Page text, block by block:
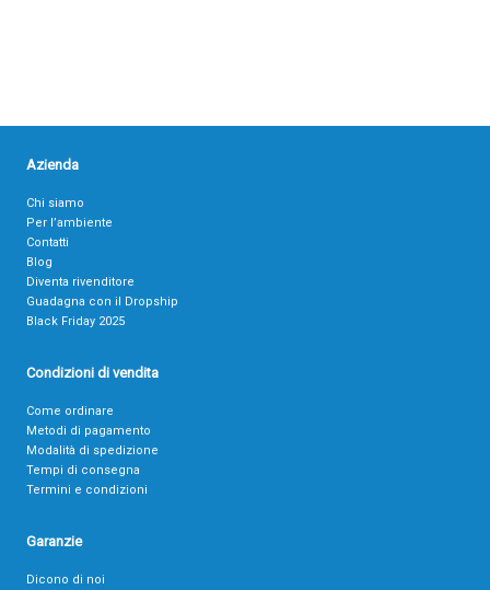
Azienda
Chi siamo
Per l’ambiente
Contatti
Blog
Diventa rivenditore
Guadagna con il Dropship
Black Friday 2025
Condizioni di vendita
Come ordinare
Metodi di pagamento
Modalità di spedizione
Tempi di consegna
Termini e condizioni
Garanzie
Dicono di noi